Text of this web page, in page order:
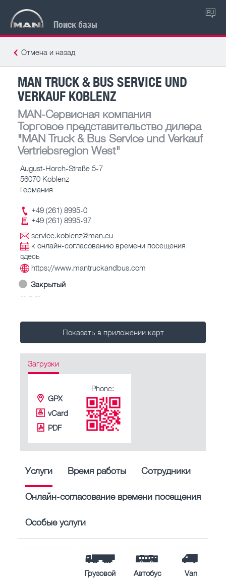
Поиск базы
RU
Отмена и назад
MAN TRUCK & BUS SERVICE UND
VERKAUF KOBLENZ
MAN-Сервисная компания
Торговое представительство дилера
"MAN Truck & Bus Service und Verkauf
Vertriebsregion West"
August-Horch-Straße 5-7
56070 Koblenz
Германия
+49 (261) 8995-0
+49 (261) 8995-97
service.koblenz@man.eu
к онлайн-согласованию времени посещения
здесь
https://www.mantruckandbus.com
Закрытый
-- – --
Показать в приложении карт
Загрузки
GPX
vCard
PDF
Phone:
Услуги Время работы Сотрудники
Онлайн-согласование времени посещения
Особые услуги
Грузовой
Автобус Van